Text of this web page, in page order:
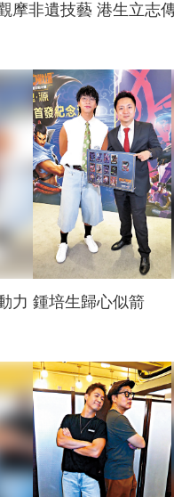
外交夏令營觀摩非遺技藝 港生
視女兒為推動力 鍾培生歸心似箭